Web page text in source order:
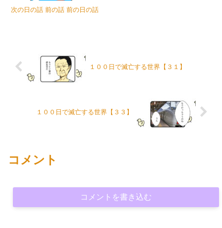
次の日の話 前の話 前の日の話
１００日で滅亡する世界【３１】
１００日で滅亡する世界【３３】
コメント
コメントを書き込む